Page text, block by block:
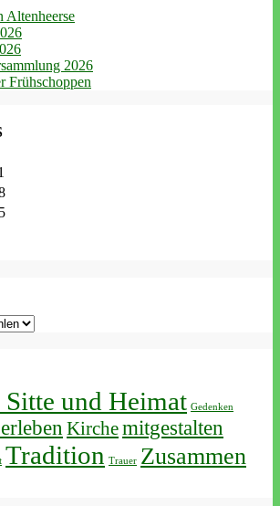
Altenheerse
2026
Frühschoppen
und Heimat Gedenken
Kirchemitgestalten
Tradition Trauer Zusammen